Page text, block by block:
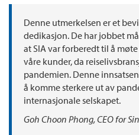
Denne utmerkelsen er et
dedikasjon. De har jobbet
at SIA var forberedt til å
våre kunder, da
pandemien. Denne
å komme sterkere ut av
internasjonale selskapet.
Goh Choon Phong, CEO for